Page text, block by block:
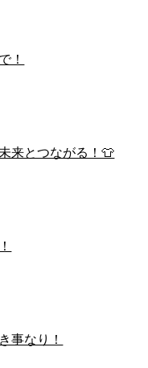
！
来とつながる！👕
事なり！